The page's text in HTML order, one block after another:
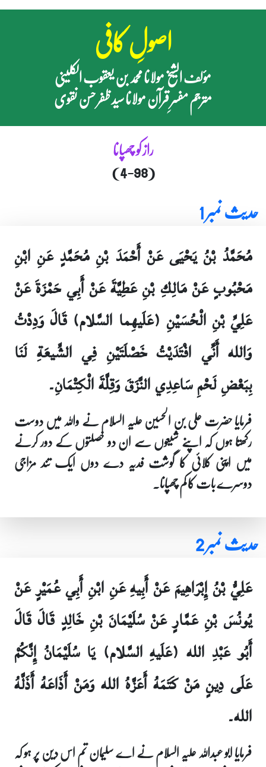
اصولِ کافی
مؤلف الشیخ مولانا محمد بن یعقوب الکلینی
مترجم مفسرِ قرآن مولانا سید ظفر حسن نقوی
راز کو چھپانا
(4-98)
حدیث نمبر 1
مُحَمَّدُ بْنُ يَحْيَى عَنْ أَحْمَدَ بْنِ مُحَمَّدٍ عَنِ ابْنِ
مَحْبُوبٍ عَنْ مَالِكِ بْنِ عَطِيَّةَ عَنْ أَبِي حَمْزَةَ عَنْ
عَلِيِّ بْنِ الْحُسَيْنِ (عَلَيهِما السَّلام) قَالَ وَدِدْتُ
وَالله أَنِّي افْتَدَيْتُ خَصْلَتَيْنِ فِي الشِّيعَةِ لَنَا
بِبَعْضِ لَحْمِ سَاعِدِي النَّزَقَ وَقِلَّةَ الْكِتْمَانِ۔
فرمایا حضرت علی بن الحسین علیہ السلام نے واللہ میں دوست
رکھتا ہوں کہ اپنے شیعوں سے ان دو خصلتوں کے دور کرنے
میں اپنی کلائی کا گوشت فدیہ دے دوں ایک تند مزاجی
دوسرے بات کا کم چھپانا۔
حدیث نمبر 2
عَلِيُّ بْنُ إِبْرَاهِيمَ عَنْ أَبِيهِ عَنِ ابْنِ أَبِي عُمَيْرٍ عَنْ
يُونُسَ بْنِ عَمَّارٍ عَنْ سُلَيْمَانَ بْنِ خَالِدٍ قَالَ قَالَ
أَبُو عَبْدِ الله (عَلَيهِ السَّلام) يَا سُلَيْمَانُ إِنَّكُمْ
عَلَى دِينٍ مَنْ كَتَمَهُ أَعَزَّهُ الله وَمَنْ أَذَاعَهُ أَذَلَّهُ
الله۔
فرمایا ابو عبداللہ علیہ السلام نے اے سلیمان تم اس دین پر ہو کہ